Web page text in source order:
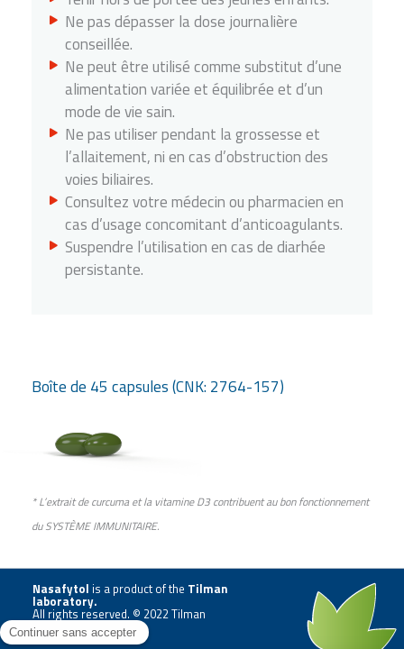
Ne pas dépasser la dose journalière
conseillée.
Ne peut être utilisé comme substitut d’une
alimentation variée et équilibrée et d’un
mode de vie sain.
Ne pas utiliser pendant la grossesse et
l’allaitement, ni en cas d’obstruction des
voies biliaires.
Consultez votre médecin ou pharmacien en
cas d’usage concomitant d’anticoagulants.
Suspendre l’utilisation en cas de diarhée
persistante.
Boîte de 45 capsules (CNK: 2764-157)
* L’extrait de curcuma et la vitamine D3 contribuent au bon fonctionnement
du SYSTÈME IMMUNITAIRE.
Nasafytol is a product of the Tilman
laboratory.
All rights reserved. © 2022 Tilman